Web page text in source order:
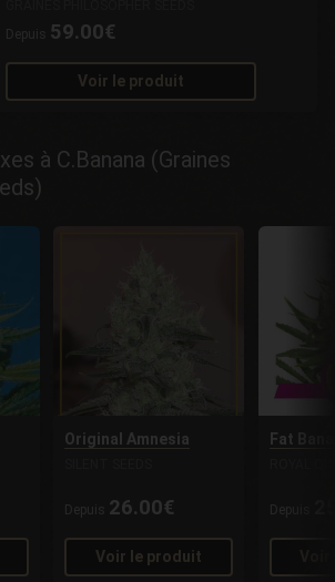
Depuis 59.00€
Voir le produit
à C.Banana (Graines
Original Amnesia
Depuis 26.00€
Voir le produit
Fat
Depuis